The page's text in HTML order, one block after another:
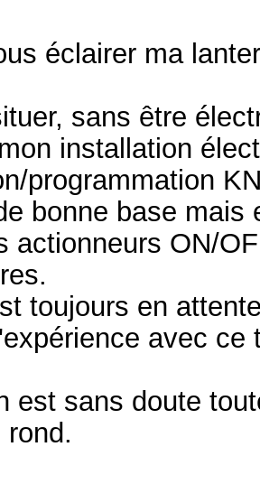
éclairer ma
sans être
installation
programmation
bonne base
actionneurs ON/
toujours en
avec ce
est sans doute
rond.